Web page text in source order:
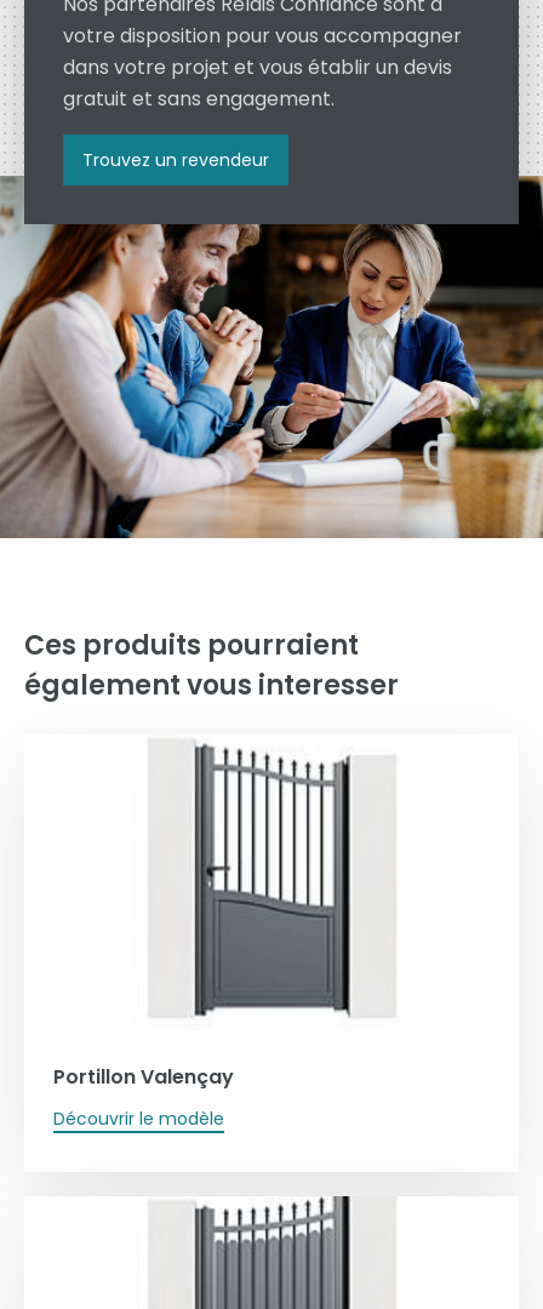
votre disposition pour vous accompagner
dans votre projet et vous établir un devis
gratuit et sans engagement.
Trouvez un revendeur
Ces produits pourraient
également vous interesser
Portillon Valençay
Découvrir le modèle